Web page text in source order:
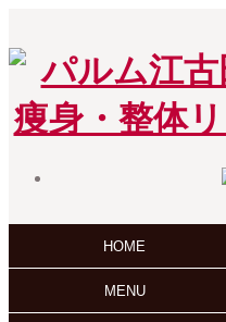
HOME
MENU